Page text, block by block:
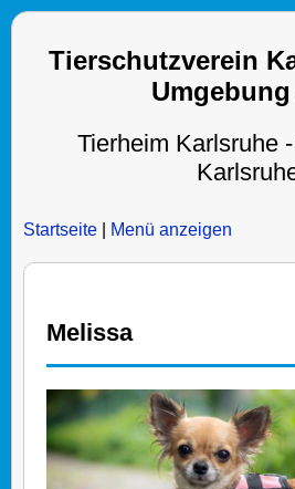
Tierschutzverein
Umgebung
Tierheim Karlsruhe
Startseite Menü anzeigen
Melissa